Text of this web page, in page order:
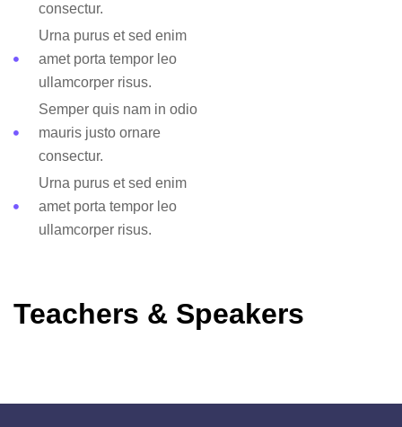
consectur.
Urna purus et sed enim
amet porta tempor leo
ullamcorper risus.
Semper quis nam in odio
mauris justo ornare
consectur.
Urna purus et sed enim
amet porta tempor leo
ullamcorper risus.
Teachers & Speakers